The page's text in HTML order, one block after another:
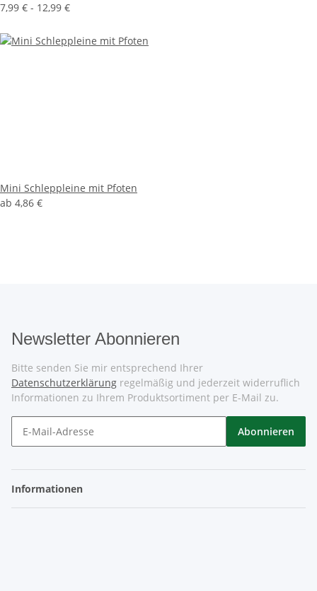
7,99 € - 12,99 €
Mini Schleppleine mit Pfoten
ab 4,86 €
Newsletter Abonnieren
Bitte senden Sie mir entsprechend Ihrer
Datenschutzerklärung regelmäßig und jederzeit widerruflich
Informationen zu Ihrem Produktsortiment per E-Mail zu.
Abonnieren
Informationen